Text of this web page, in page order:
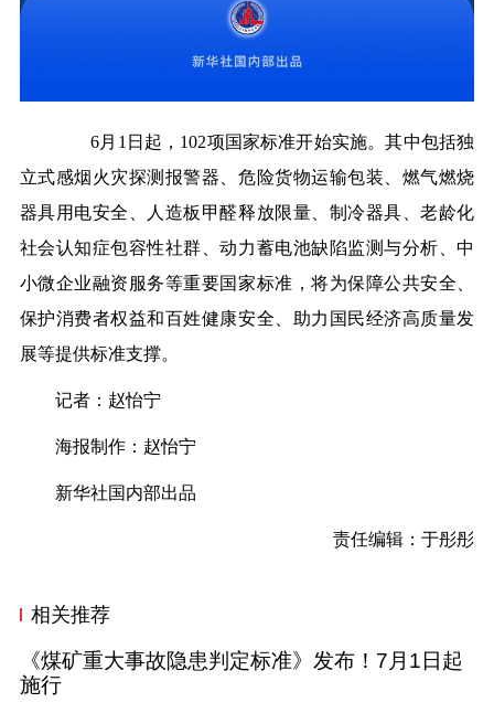
6月1日起，102项国家标准开始实施。其中包括独
立式感烟火灾探测报警器、危险货物运输包装、燃气燃烧
器具用电安全、人造板甲醛释放限量、制冷器具、老龄化
社会认知症包容性社群、动力蓄电池缺陷监测与分析、中
小微企业融资服务等重要国家标准，将为保障公共安全、
保护消费者权益和百姓健康安全、助力国民经济高质量发
展等提供标准支撑。
记者：赵怡宁
海报制作：赵怡宁
新华社国内部出品
责任编辑：于彤彤
相关推荐
《煤矿重大事故隐患判定标准》发布！7月1日起
施行